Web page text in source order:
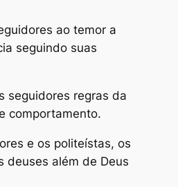
ao temor a
seguindo suas
seguidores regras da
comportamento.
e os politeístas, os
deuses além de Deus